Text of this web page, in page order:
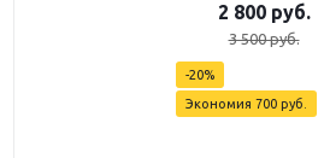
2 800руб.
3 500руб.
-20%
Экономия 700руб.